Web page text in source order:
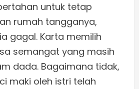
untuk tetap
rumah tangganya,
gagal. Karta memilih
semangat yang masih
dada. Bagaimana tidak,
maki oleh istri telah